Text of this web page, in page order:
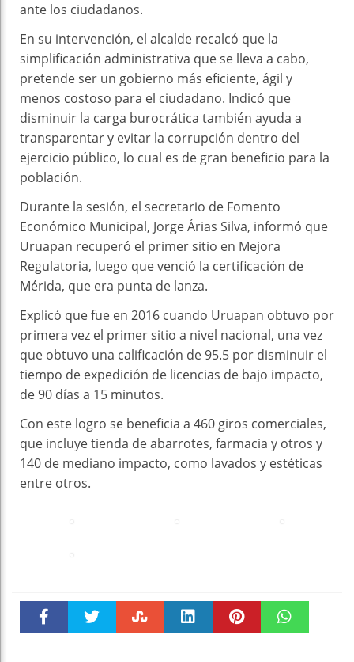
ante los ciudadanos.
En su intervención, el alcalde recalcó que la
simplificación administrativa que se lleva a cabo,
pretende ser un gobierno más eficiente, ágil y
menos costoso para el ciudadano. Indicó que
disminuir la carga burocrática también ayuda a
transparentar y evitar la corrupción dentro del
ejercicio público, lo cual es de gran beneficio para la
población.
Durante la sesión, el secretario de Fomento
Económico Municipal, Jorge Árias Silva, informó que
Uruapan recuperó el primer sitio en Mejora
Regulatoria, luego que venció la certificación de
Mérida, que era punta de lanza.
Explicó que fue en 2016 cuando Uruapan obtuvo por
primera vez el primer sitio a nivel nacional, una vez
que obtuvo una calificación de 95.5 por disminuir el
tiempo de expedición de licencias de bajo impacto,
de 90 días a 15 minutos.
Con este logro se beneficia a 460 giros comerciales,
que incluye tienda de abarrotes, farmacia y otros y
140 de mediano impacto, como lavados y estéticas
entre otros.